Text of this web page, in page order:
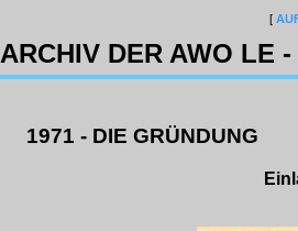
[
ARCHIV DER AWO LE -
1971 - DIE GRÜNDUNG